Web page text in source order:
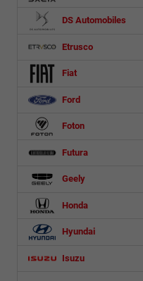
DS Automobiles
Etrusco
Fiat
Ford
Foton
Futura
Geely
Honda
Hyundai
Isuzu